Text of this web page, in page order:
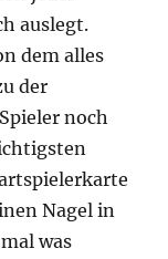
auslegt.
dem alles
der
noch
Nagel in
was